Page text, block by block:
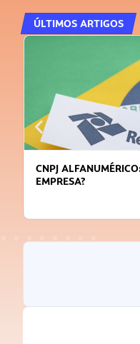
ÚLTIMOS ARTIGOS
PARA QUEM JÁ TEM